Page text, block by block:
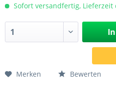
Sofort versandfertig, Lieferzeit
Merken Bewerten